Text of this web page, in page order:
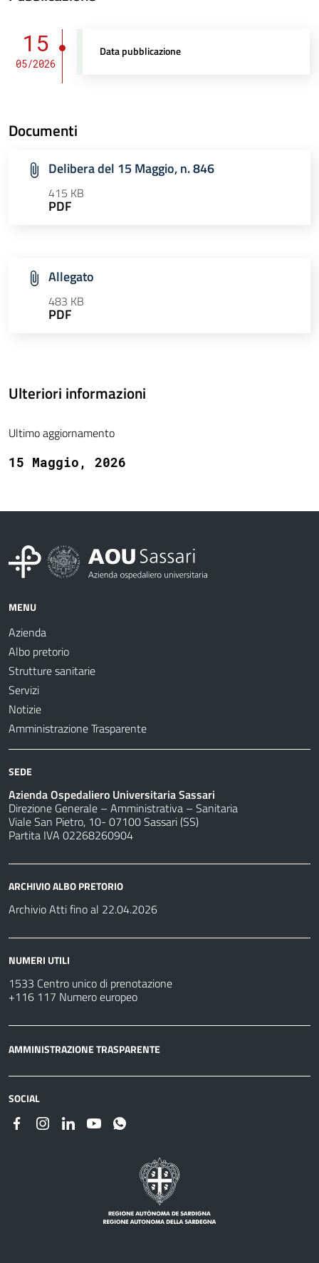
15
05/2026
Data pubblicazione
Documenti
Delibera del 15 Maggio, n. 846
415 KB
PDF
Allegato
483 KB
PDF
Ulteriori informazioni
Ultimo aggiornamento
15 Maggio, 2026
MENU
Azienda
Albo pretorio
Strutture sanitarie
Servizi
Notizie
Amministrazione Trasparente
SEDE
Azienda Ospedaliero Universitaria Sassari
Direzione Generale – Amministrativa – Sanitaria
Viale San Pietro, 10- 07100 Sassari (SS)
Partita IVA 02268260904
ARCHIVIO ALBO PRETORIO
Archivio Atti fino al 22.04.2026
NUMERI UTILI
1533 Centro unico di prenotazione
+116 117 Numero europeo
AMMINISTRAZIONE TRASPARENTE
SOCIAL